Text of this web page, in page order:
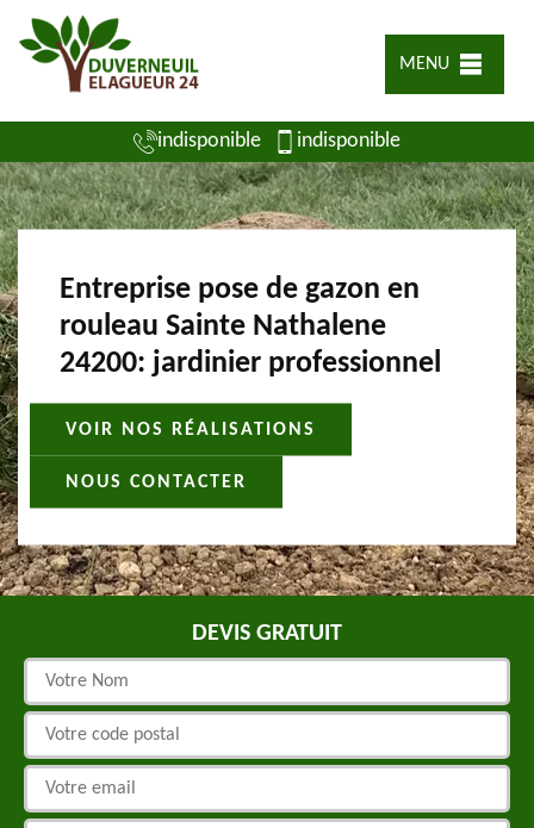
MENU
indisponible indisponible
Entreprise pose de gazon en
rouleau Sainte Nathalene
24200: jardinier professionnel
VOIR NOS RÉALISATIONS
NOUS CONTACTER
DEVIS GRATUIT